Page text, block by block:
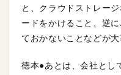
と、クラウドストレー
ードをかけること、逆
ておかないことなどが大
徳本●あとは、会社とし